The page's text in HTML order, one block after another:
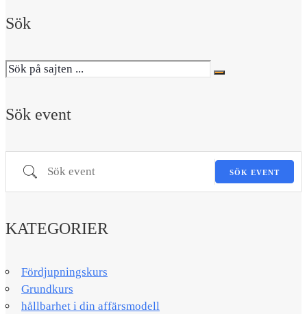
Sök
Sök event
Sök event
SÖK EVENT
KATEGORIER
Fördjupningskurs
Grundkurs
hållbarhet i din affärsmodell